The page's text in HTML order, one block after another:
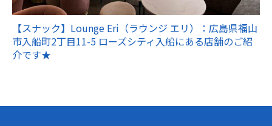
【スナック】Lounge Eri（ラウンジ エリ）：広島県福山
市入船町2丁目11-5 ローズシティ入船にある店舗のご紹
介です★